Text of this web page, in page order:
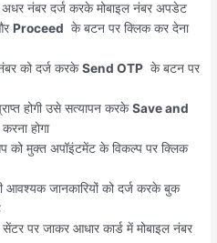
नंबर दर्ज करके मोबाइल नंबर अपडेट
Proceed के बटन पर क्लिक कर देना
को दर्ज करकेSend OTP के बटन पर
होगी उसे सत्यापन करकेSave and
होगा
मुक्त अपॉइंटमेंट के विकल्प पर क्लिक
आवश्यक जानकारियों को दर्ज करके बुक
पर जाकर आधार कार्ड में मोबाइल नंबर